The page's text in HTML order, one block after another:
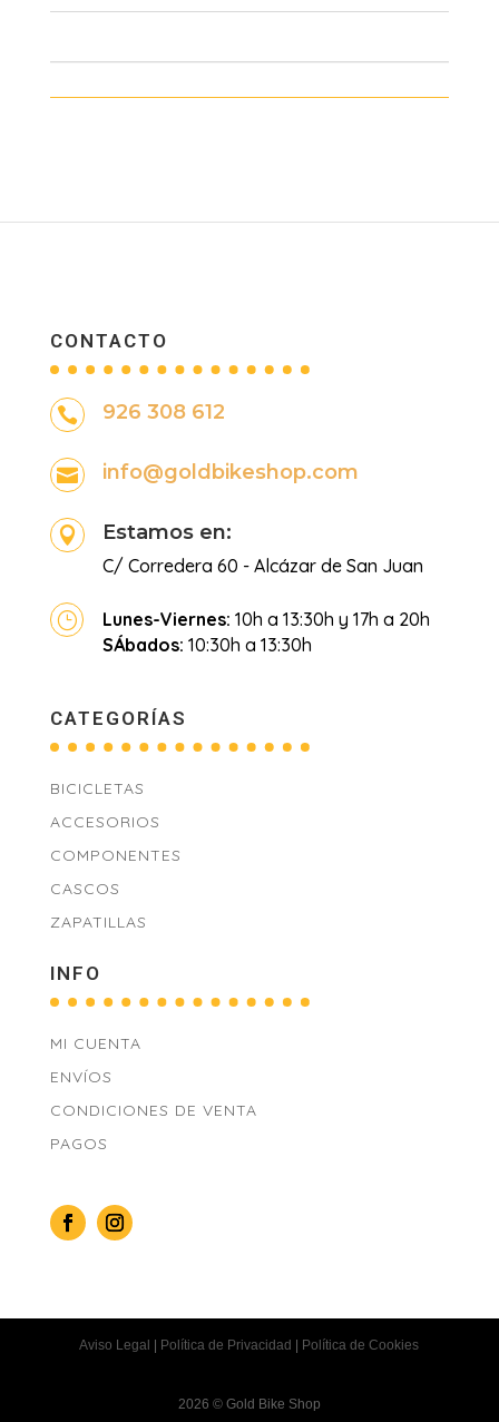
CONTACTO
 926 308 612
 info@goldbikeshop.com
 Estamos en:
C/ Corredera 60 - Alcázar de San Juan
} Lunes-Viernes: 10h a 13:30h y 17h a 20h
SÁbados: 10:30h a 13:30h
CATEGORÍAS
BICICLETAS
ACCESORIOS
COMPONENTES
CASCOS
ZAPATILLAS
INFO
MI CUENTA
ENVÍOS
CONDICIONES DE VENTA
PAGOS
Aviso Legal Política de Privacidad Política de Cookies
2026 © Gold Bike Shop